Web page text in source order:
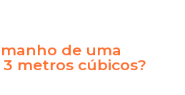
de uma
metros cúbicos?